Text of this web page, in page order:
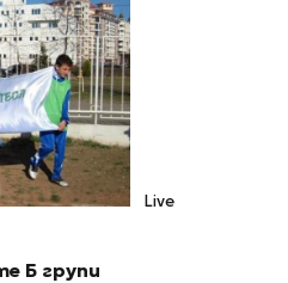
Live
Б групи